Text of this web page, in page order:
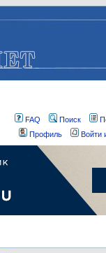
FAQ Поиск
Профиль
Войти